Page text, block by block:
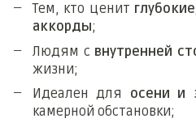
Тем, кто ценит
аккорды;
Людям с внутренней
жизни;
Идеален для осени и
камерной обстановки;